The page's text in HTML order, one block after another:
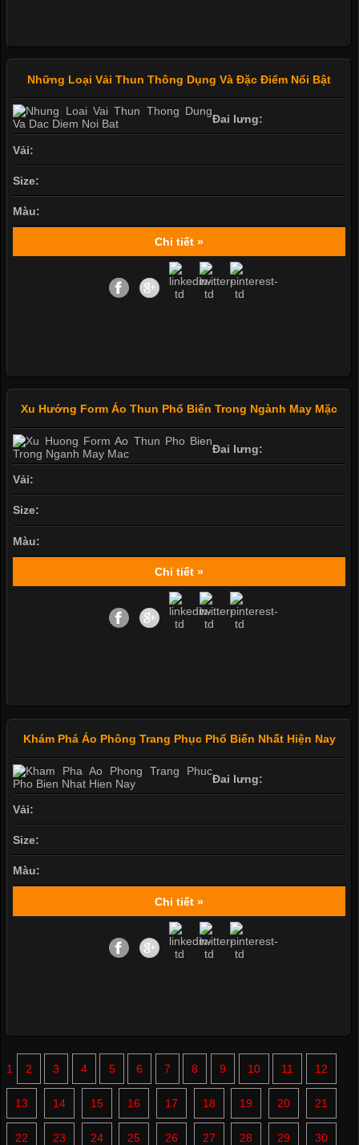
Những Loại Vải Thun Thông Dụng Và Đặc Điểm Nổi Bật
Đai lưng:
Vải:
Size:
Màu:
Chi tiết »
Xu Hướng Form Áo Thun Phổ Biến Trong Ngành May Mặc
Đai lưng:
Vải:
Size:
Màu:
Chi tiết »
Khám Phá Áo Phông Trang Phục Phổ Biến Nhất Hiện Nay
Đai lưng:
Vải:
Size:
Màu:
Chi tiết »
1 2 3 4 5 6 7 8 9 10 11 12
13 14 15 16 17 18 19 20 21
22 23 24 25 26 27 28 29 30